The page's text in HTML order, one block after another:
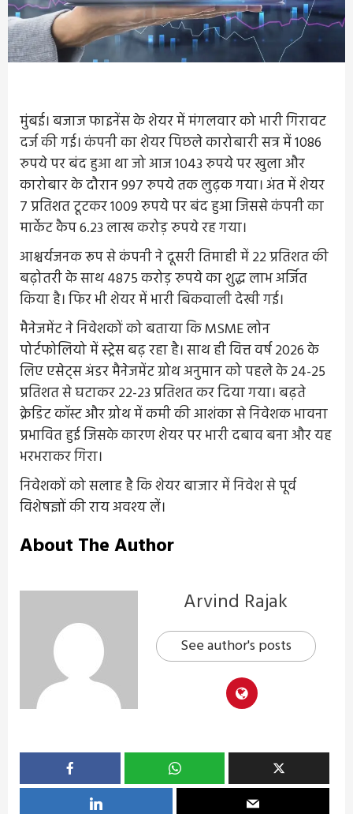
मुंबई। बजाज फाइनेंस के शेयर में मंगलवार को भारी गिरावट
दर्ज की गई। कंपनी का शेयर पिछले कारोबारी सत्र में 1086
रुपये पर बंद हुआ था जो आज 1043 रुपये पर खुला और
कारोबार के दौरान 997 रुपये तक लुढ़क गया। अंत में शेयर
7 प्रतिशत टूटकर 1009 रुपये पर बंद हुआ जिससे कंपनी का
मार्केट कैप 6.23 लाख करोड़ रुपये रह गया।
आश्चर्यजनक रूप से कंपनी ने दूसरी तिमाही में 22 प्रतिशत की
बढ़ोतरी के साथ 4875 करोड़ रुपये का शुद्ध लाभ अर्जित
किया है। फिर भी शेयर में भारी बिकवाली देखी गई।
मैनेजमेंट ने निवेशकों को बताया कि MSME लोन
पोर्टफोलियो में स्ट्रेस बढ़ रहा है। साथ ही वित्त वर्ष 2026 के
लिए एसेट्स अंडर मैनेजमेंट ग्रोथ अनुमान को पहले के 24-25
प्रतिशत से घटाकर 22-23 प्रतिशत कर दिया गया। बढ़ते
क्रेडिट कॉस्ट और ग्रोथ में कमी की आशंका से निवेशक भावना
प्रभावित हुई जिसके कारण शेयर पर भारी दबाव बना और यह
भरभराकर गिरा।
निवेशकों को सलाह है कि शेयर बाजार में निवेश से पूर्व
विशेषज्ञों की राय अवश्य लें।
About The Author
Arvind Rajak
See author's posts